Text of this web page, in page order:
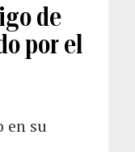
de
por el
en su